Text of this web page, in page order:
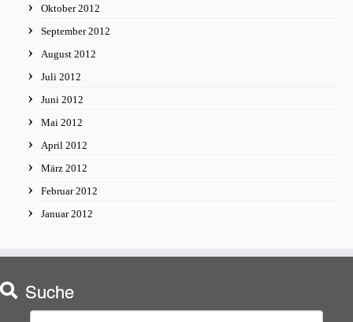
Oktober 2012
September 2012
August 2012
Juli 2012
Juni 2012
Mai 2012
April 2012
März 2012
Februar 2012
Januar 2012
Suche